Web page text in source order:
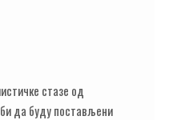
стазе од
да буду постављени